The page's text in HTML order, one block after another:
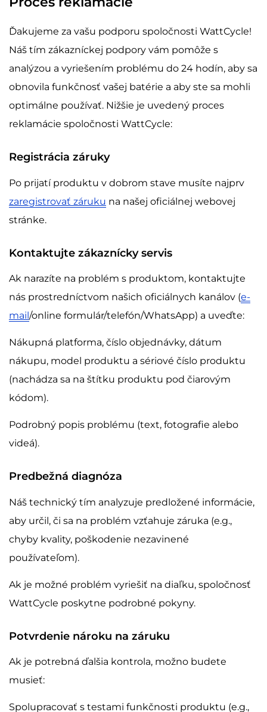
Ďakujeme za vašu podporu spoločnosti WattCycle!
Náš tím zákazníckej podpory vám pomôže s
analýzou a vyriešením problému do 24 hodín, aby sa
obnovila funkčnosť vašej batérie a aby ste sa mohli
optimálne používať. Nižšie je uvedený proces
reklamácie spoločnosti WattCycle:
Registrácia záruky
Po prijatí produktu v dobrom stave musíte najprv
zaregistrovať záruku na našej oficiálnej webovej
stránke.
Kontaktujte zákaznícky servis
Ak narazíte na problém s produktom, kontaktujte
nás prostredníctvom našich oficiálnych kanálov (e-
mail /online formulár/telefón/WhatsApp) a uveďte:
Nákupná platforma, číslo objednávky, dátum
nákupu, model produktu a sériové číslo produktu
(nachádza sa na štítku produktu pod čiarovým
kódom).
Podrobný popis problému (text, fotografie alebo
videá).
Predbežná diagnóza
Náš technický tím analyzuje predložené informácie,
aby určil, či sa na problém vzťahuje záruka (e.g.,
chyby kvality, poškodenie nezavinené
používateľom).
Ak je možné problém vyriešiť na diaľku, spoločnosť
WattCycle poskytne podrobné pokyny.
Potvrdenie nároku na záruku
Ak je potrebná ďalšia kontrola, možno budete
musieť:
Spolupracovať s testami funkčnosti produktu (e.g.,